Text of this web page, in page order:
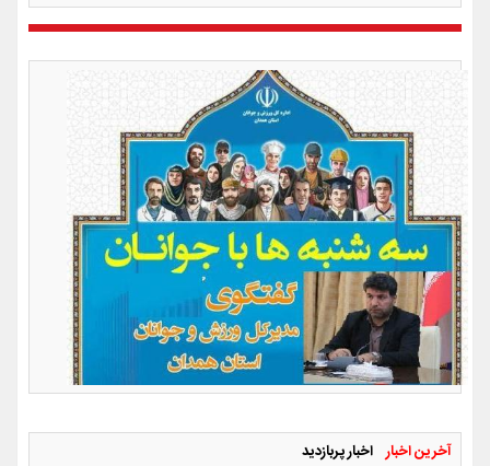
آخرین اخبار اخبار پربازدید